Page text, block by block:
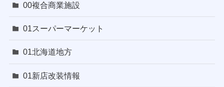
00複合商業施設
01スーパーマーケット
01北海道地方
01新店改装情報